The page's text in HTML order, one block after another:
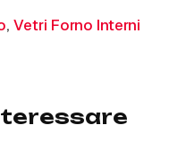
, Vetri Forno Interni